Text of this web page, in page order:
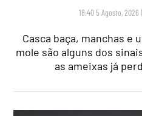
18:40 5 Agosto, 2026 |
Casca baça, manchas e
mole são alguns dos
as ameixas já